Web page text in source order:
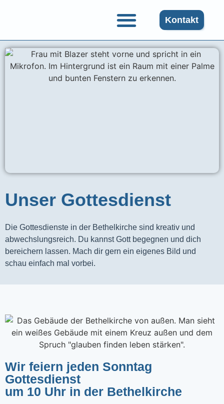
Kontakt
Unser Gottesdienst​
Die Gottesdienste in der Bethelkirche sind kreativ und
abwechslungsreich. Du kannst Gott begegnen und dich
bereichern lassen. Mach dir gern ein eigenes Bild und
schau einfach mal vorbei.
Wir feiern jeden Sonntag
Gottesdienst
um 10 Uhr in der Bethelkirche